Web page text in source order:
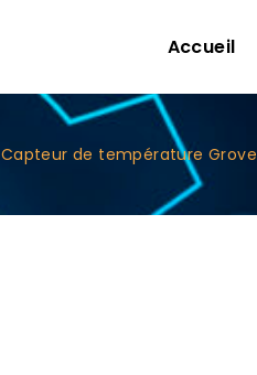
Accueil
Capteur de température Grove